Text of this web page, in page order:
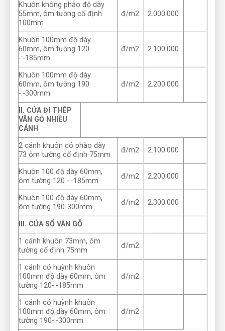
Khuôn không phào độ dày
55mm, ôm tường cố định
100mm
đ/m2 2.000.000
Khuôn 100mm độ dày
60mm, ôm tường 120
-:-185mm
đ/m2 2.100.000
Khuôn 100mm độ dày
60mm, ôm tường 190
-:-300mm
đ/m2 2.200.000
II. CỬA ĐI THÉP
VÂN GỖ NHIỀU
CÁNH
2 cánh khuôn có phào dày
73 ôm tường cố định 75mm
đ/m2 2.100.000
Khuôn 100 độ dày 60mm,
ôm tường 120 -:-185mm
đ/m2 2.200.000
Khuôn 100 độ dày 60mm,
ôm tường 190-300mm
đ/m2 2.300.000
III. CỬA SỔ VÂN GỖ
1 cánh khuôn 73mm, ôm
tường cố định 75mm
đ/m2
1 cánh có huỳnh khuôn
100mm độ dày 60mm, ôm
tường 120-:-185mm
đ/m2
1 cánh có huỳnh khuôn
100mm độ dày 60mm, ôm
tường 190-:-300mm
đ/m2